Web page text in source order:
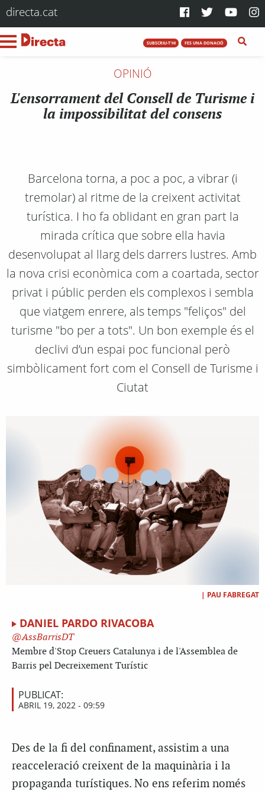
directa.cat
SUBSCRIU-T'HI FES UNA DONACIÓ
OPINIÓ
L'ensorrament del Consell de Turisme i
la impossibilitat del consens
Barcelona torna, a poc a poc, a vibrar (i
tremolar) al ritme de la creixent activitat
turística. I ho fa oblidant en gran part la
mirada crítica que sobre ella havia
desenvolupat al llarg dels darrers lustres. Amb
la nova crisi econòmica com a coartada, sector
privat i públic perden els complexos i sembla
que viatgem enrere, als temps "feliços" del
turisme "bo per a tots". Un bon exemple és el
declivi d’un espai poc funcional però
simbòlicament fort com el Consell de Turisme i
Ciutat
| PAU FABREGAT
DANIEL PARDO RIVACOBA
AssBarrisDT
Membre d'Stop Creuers Catalunya i de l'Assemblea de
Barris pel Decreixement Turístic
PUBLICAT:
ABRIL 19, 2022 - 09:59
Des de la fi del confinament, assistim a una
reacceleració creixent de la maquinària i la
propaganda turístiques. No ens referim només